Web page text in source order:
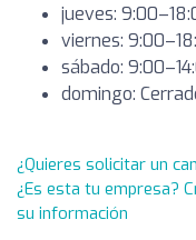
jueves:
viernes:
sábado:
domingo:
¿Quieres solicitar un
¿Es esta tu empresa?
su información